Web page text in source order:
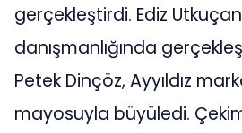
gerçekleştirdi. Ediz
danışmanlığında
Petek Dinçöz, Ayyıldız
mayosuyla büyüledi.